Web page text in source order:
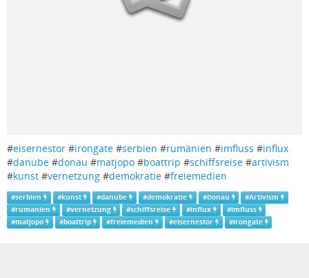
#eisernestor #irongate #serbien #rumänien #imfluss #influx
#danube #donau #matjopo #boattrip #schiffsreise #artivism
#kunst #vernetzung #demokratie #freiemedien
#serbien #kunst #danube #demokratie #Donau #Artivism
#rumanien #vernetzung #schiffsreise #influx #imfluss
#matjopo #boattrip #freiemedien #eisernestor #irongate